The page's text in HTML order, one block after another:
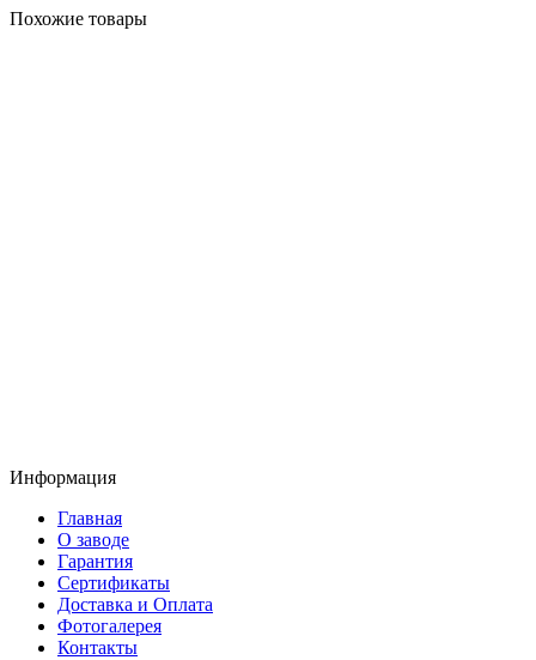
Похожие товары
Информация
Главная
О заводе
Гарантия
Сертификаты
Доставка и Оплата
Фотогалерея
Контакты